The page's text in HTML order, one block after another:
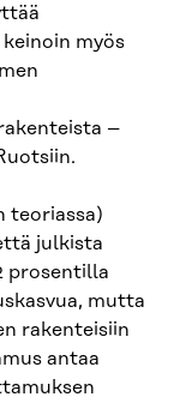
myös
–
teoriassa)
julkista
prosentilla
mutta
rakenteisiin
antaa